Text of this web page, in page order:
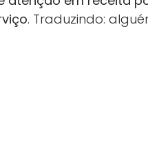
. Traduzindo: